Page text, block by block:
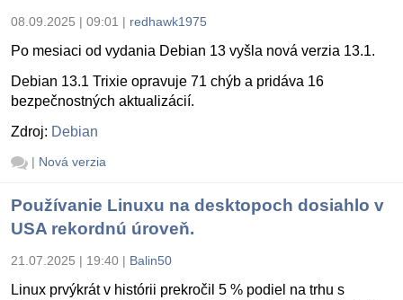
08.09.2025 | 09:01 | redhawk1975
Po mesiaci od vydania Debian 13 vyšla nová verzia 13.1.
Debian 13.1 Trixie opravuje 71 chýb a pridáva 16
bezpečnostných aktualizácií.
Zdroj: Debian
| Nová verzia
Používanie Linuxu na desktopoch dosiahlo v
USA rekordnú úroveň.
21.07.2025 | 19:40 | Balin50
Linux prvýkrát v histórii prekročil 5 % podiel na trhu s